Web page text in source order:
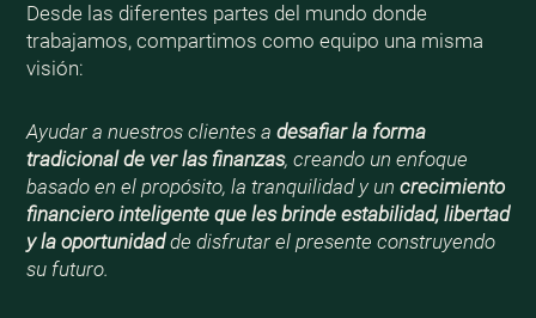
Desde las diferentes partes del mundo donde
trabajamos, compartimos como equipo una misma
visión:
Ayudar a nuestros clientes a desafiar la forma
tradicional de ver las finanzas, creando un enfoque
basado en el propósito, la tranquilidad y un crecimiento
financiero inteligente que les brinde estabilidad, libertad
y la oportunidadde disfrutar el presente construyendo
su futuro.